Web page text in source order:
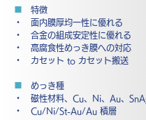
特徴
・ 面内膜厚均一性に優れる
・ 合金の組成安定性に優れる
・ 高腐食性めっき膜への対応
・ カセット to カセット搬送
めっき種
・ 磁性材料、Cu、Ni、Au、
・ Cu/Ni/St-Au/Au 積層